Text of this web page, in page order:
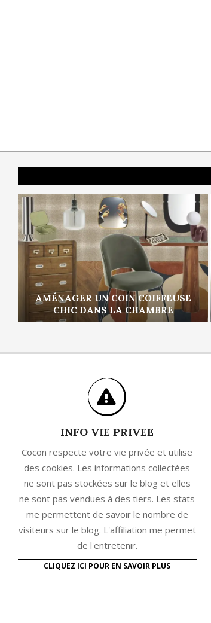
AMÉNAGER UN COIN COIFFEUSE
CHIC DANS LA CHAMBRE
INFO VIE PRIVEE
Cocon respecte votre vie privée et utilise
des cookies. Les informations collectées
ne sont pas stockées sur le blog et elles
ne sont pas vendues à des tiers. Les stats
me permettent de savoir le nombre de
visiteurs sur le blog. L'affiliation me permet
de l'entretenir.
CLIQUEZ ICI POUR EN SAVOIR PLUS